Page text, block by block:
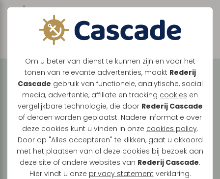
Om u beter van dienst te kunnen zijn en voor het
tonen van relevante advertenties, maakt Rederij
Cascade gebruik van functionele, analytische, social
media, advertentie, affiliate en tracking cookies en
vergelijkbare technologie, die door Rederij Cascade
of derden worden geplaatst. Nadere informatie over
deze cookies kunt u vinden in onze cookies policy.
Door op "Alles accepteren" te klikken, gaat u akkoord
met het plaatsen van al deze cookies bij bezoek aan
deze site of andere websites van Rederij Cascade.
Hier vindt u onze privacy statement verklaring.
Boek direct je vaart
Vaar met ons mee over
de Maasplassen
Tussen Maasbracht, Thorn en Roermond ontdek
je een landschap vol historie, natuur en levendige
oevers. Elke vaart brengt je langs verrassende
plekken, van stille plassen tot bruisende
stadskernen.